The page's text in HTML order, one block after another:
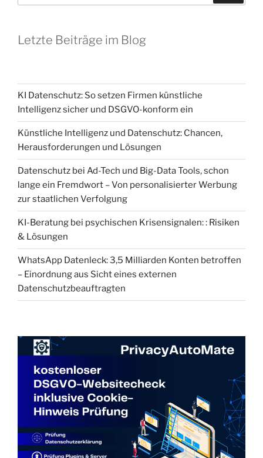
Letzte Beiträge im Blog
KI Datenschutz: So setzen Firmen künstliche
Intelligenz sicher und DSGVO-konform ein
Künstliche Intelligenz und Datenschutz: Chancen,
Herausforderungen und Lösungen
Datenschutz bei Ad-Tech und Big-Data Tools, schon
lange ein Fremdwort – Von personalisierter Werbung
zur staatlichen Verfolgung
KI-Beratung bei psychischen Krisensignalen: : Risiken
& Lösungen
WhatsApp Datenleck: 3,5 Milliarden Konten betroffen
– Einordnung aus Sicht eines externen
Datenschutzbeauftragten